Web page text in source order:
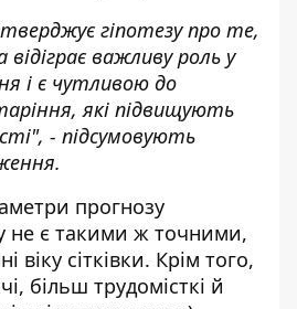
гіпотезу про те,
відіграє важливу роль у
і є чутливою до
які підвищують
- підсумовують
прогнозу
не є такими ж точними,
віку сітківки. Крім того,
більш трудомісткі й